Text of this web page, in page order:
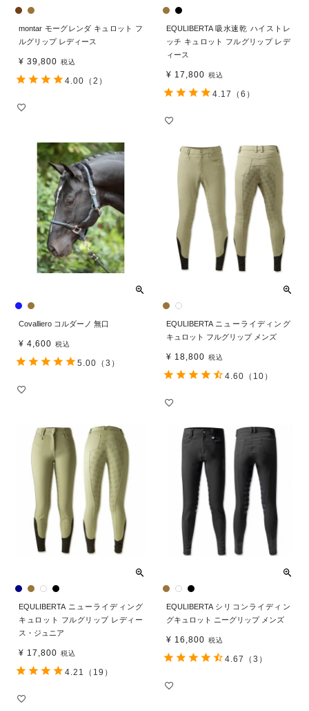
montar モーグレンダ キュロット フ
ルグリップ レディース
¥ 39,800 税込
4.00 （2）
EQULIBERTA 吸水速乾 ハイストレ
ッチ キュロット フルグリップ レデ
ィース
¥ 17,800 税込
4.17 （6）
Covalliero コルダーノ 無口
¥ 4,600 税込
5.00 （3）
EQULIBERTA ニューライディング
キュロット フルグリップ メンズ
¥ 18,800 税込
4.60 （10）
EQULIBERTA ニューライディング
キュロット フルグリップ レディー
ス・ジュニア
¥ 17,800 税込
4.21 （19）
EQULIBERTA シリコンライディン
グキュロット ニーグリップ メンズ
¥ 16,800 税込
4.67 （3）